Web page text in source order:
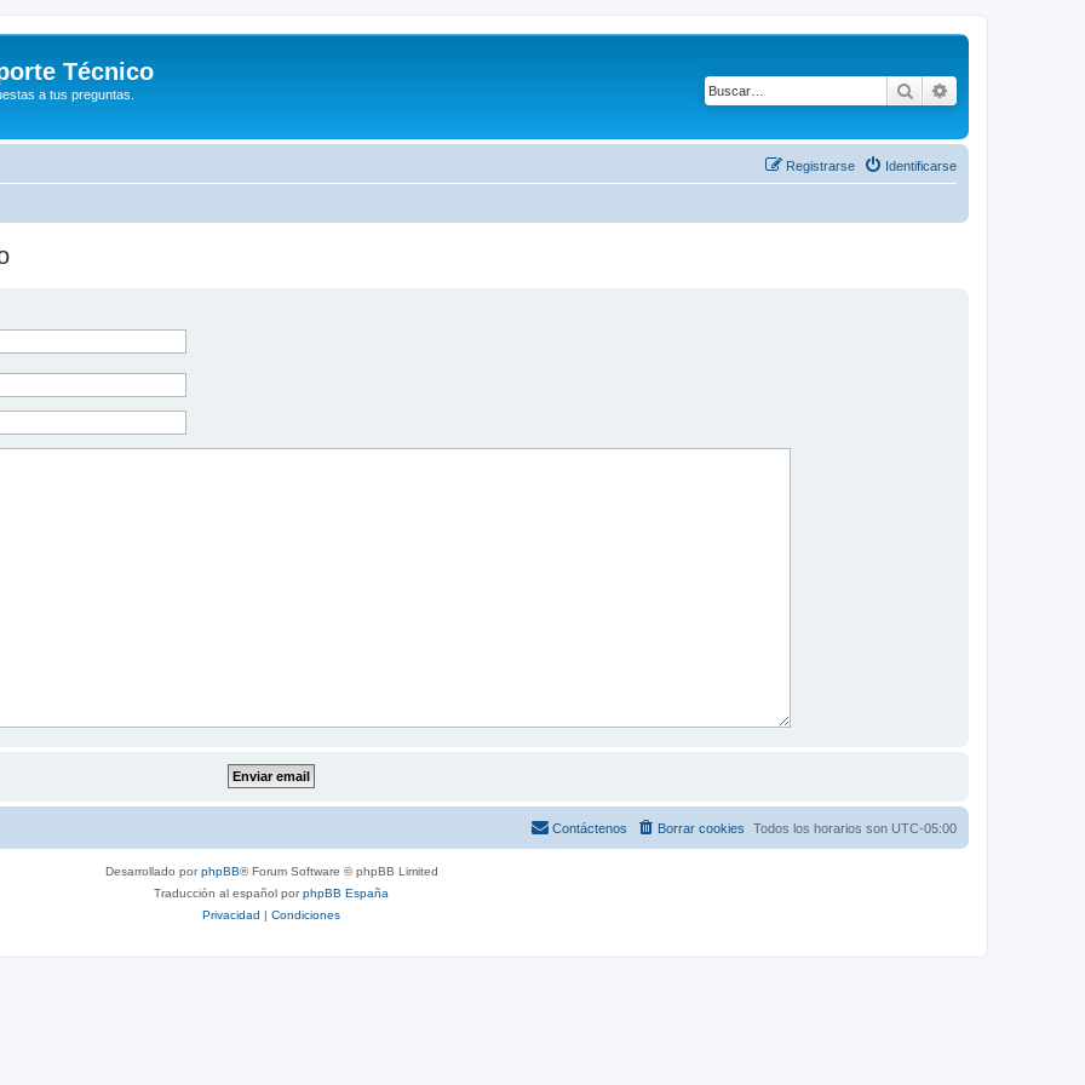
Técnico
a tus preguntas. Buscar
Identificarse
Registrarse
Todos los horarios son UTC-05:00
Borrar cookies
Contáctenos
Desarrollado porphpBB® Forum Software © phpBB Limited
Traducción al español porphpBB España
Privacidad | Condiciones